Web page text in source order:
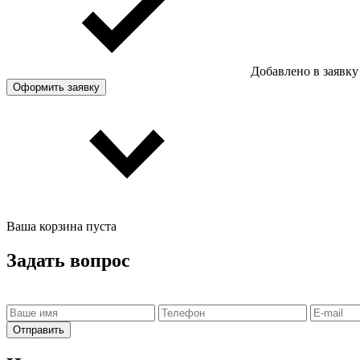
Добавлено в заявку
Оформить заявку
Ваша корзина пуста
Задать вопрос
Отправить